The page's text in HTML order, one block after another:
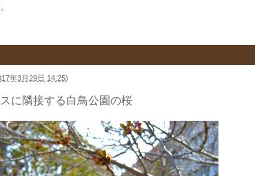
年3月29日 14:25)
に隣接する白鳥公園の桜